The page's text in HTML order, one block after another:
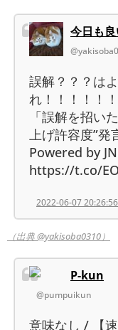
今日も
誤解？？？は
れ！！！！！
「誤解を招い
上げ許容度”発
Powered by
https://t.co/
2022-06-07 20:26:56
（出典 @yakisoba0310）
P-kun
@pumpuikun
意味なし / 【